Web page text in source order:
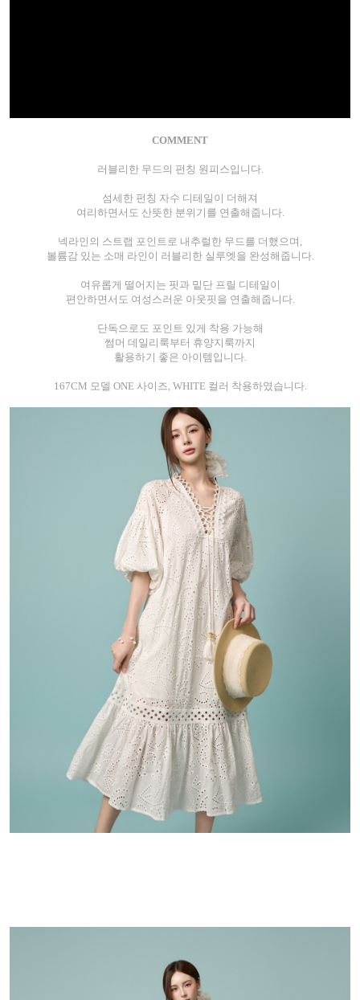
COMMENT
러블리한 무드의 펀칭 원피스입니다.
섬세한 펀칭 자수 디테일이 더해져
여리하면서도 산뜻한 분위기를 연출해줍니다.
넥라인의 스트랩 포인트로 내추럴한 무드를 더했으며,
볼륨감 있는 소매 라인이 러블리한 실루엣을 완성해줍니다.
여유롭게 떨어지는 핏과 밑단 프릴 디테일이
편안하면서도 여성스러운 아웃핏을 연출해줍니다.
단독으로도 포인트 있게 착용 가능해
썸머 데일리룩부터 휴양지룩까지
활용하기 좋은 아이템입니다.
167CM 모델 ONE 사이즈, WHITE 컬러 착용하였습니다.